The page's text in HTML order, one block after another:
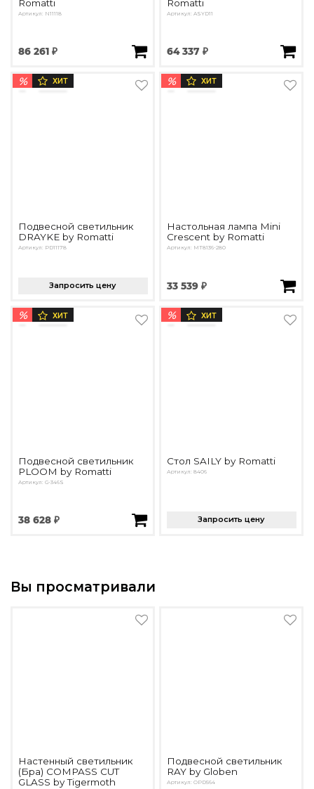
Romatti
Артикул: N11118
86 261 ₽
Romatti
Артикул: ASYD11
64 337 ₽
% ХИТ
Подвесной светильник
DRAYKE by Romatti
Артикул: PD11178
Запросить цену
% ХИТ
Настольная лампа Mini
Crescent by Romatti
Артикул: MT8136-280
33 539 ₽
% ХИТ
Подвесной светильник
PLOOM by Romatti
Артикул: G-346S
38 628 ₽
% ХИТ
Стол SAILY by Romatti
Артикул: 8406
Запросить цену
Вы просматривали
Настенный светильник
(Бра) COMPASS CUT
GLASS by Tigermoth
Подвесной светильник
RAY by Globen
Артикул: OPD564